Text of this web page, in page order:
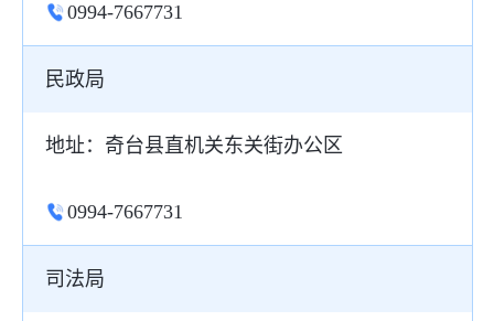
0994-7667731
民政局
地址：奇台县直机关东关街办公区
0994-7667731
司法局